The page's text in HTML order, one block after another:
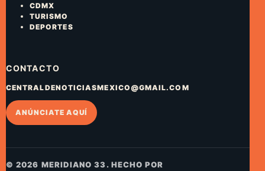
CDMX
TURISMO
DEPORTES
CONTACTO
CENTRALDENOTICIASMEXICO@GMAIL.COM
ANÚNCIATE AQUÍ
© 2026 MERIDIANO 33. HECHO POR